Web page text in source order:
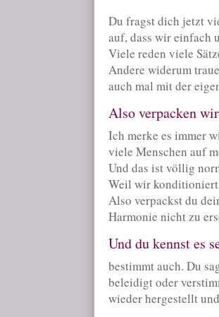
Du fragst dich jetzt
auf, dass wir einfach
Viele reden viele
Andere widerum
auch mal mit der
Also verpacken
Ich merke es immer
viele Menschen auf
Und das ist völlig
Weil wir konditioniert
Also verpackst du
Harmonie nicht zu
Und du kennst es
bestimmt auch. Du
beleidigt oder
wieder hergestellt